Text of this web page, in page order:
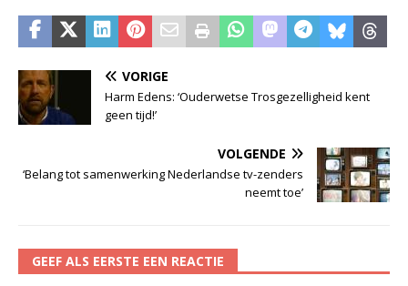
VORIGE
Harm Edens: ‘Ouderwetse Trosgezelligheid kent
geen tijd!’
VOLGENDE
‘Belang tot samenwerking Nederlandse tv-zenders
neemt toe’
GEEF ALS EERSTE EEN REACTIE